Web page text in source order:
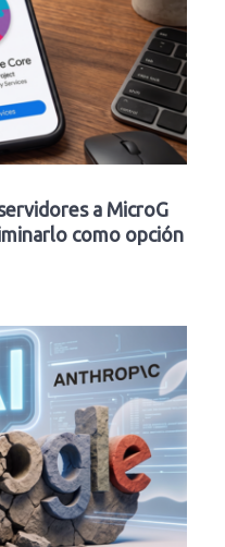
a MicroG
como opción